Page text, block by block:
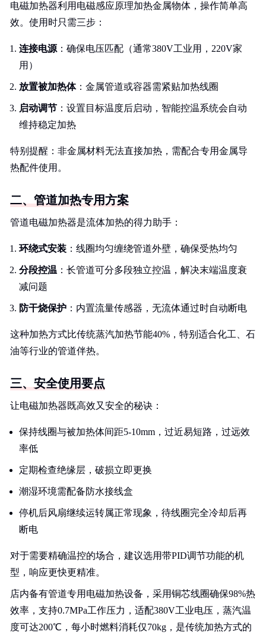
电磁加热器利用电磁感应原理加热金属物体，操作简单高
效。使用时只需三步：
连接电源 ：确保电压匹配（通常380V工业用，220V家
用）
放置被加热体：金属管道或容器需紧贴加热线圈
启动调节 ：设置目标温度后启动，智能控温系统会自动
维持稳定加热
特别提醒：非金属材料无法直接加热，需配合专用金属导
热配件使用。
二、管道加热专用方案
管道电磁加热器是流体加热的得力助手：
环绕式安装 ：线圈均匀缠绕管道外壁，确保受热均匀
分段控温 ：长管道可分多段独立控温，解决末端温度衰
减问题
防干烧保护 ：内置流量传感器，无流体通过时自动断电
这种加热方式比传统蒸汽加热节能40%，特别适合化工、石
油等行业的管道伴热。
三、安全使用要点
让电磁加热器既高效又安全的秘诀：
保持线圈与被加热体间距5-10mm，过近易短路，过远效
率低
定期检查绝缘层，破损立即更换
潮湿环境需配备防水接线盒
停机后风扇继续运转属正常现象，待线圈完全冷却后再
断电
对于需要精确温控的场合，建议选用带PID调节功能的机
型，响应更快更精准。
店内备有管道专用电磁加热设备，采用铜芯线圈确保98%热
效率，支持0.7MPa工作压力，适配380V工业电压，蒸汽温
度可达200℃，每小时燃料消耗仅70kg，是传统加热方式的